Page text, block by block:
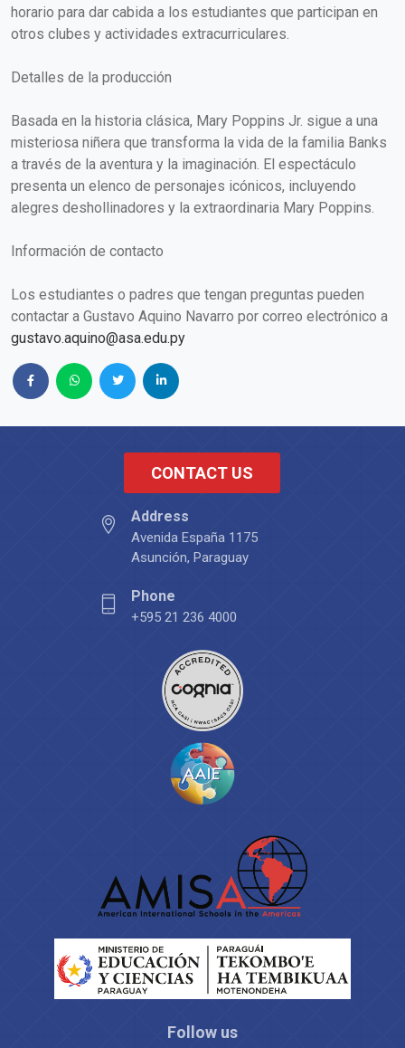
horario para dar cabida a los estudiantes que participan en
otros clubes y actividades extracurriculares.
Detalles de la producción
Basada en la historia clásica, Mary Poppins Jr. sigue a una
misteriosa niñera que transforma la vida de la familia Banks
a través de la aventura y la imaginación. El espectáculo
presenta un elenco de personajes icónicos, incluyendo
alegres deshollinadores y la extraordinaria Mary Poppins.
Información de contacto
Los estudiantes o padres que tengan preguntas pueden
contactar a Gustavo Aquino Navarro por correo electrónico a
gustavo.aquino@asa.edu.py
CONTACT US
Address
Avenida España 1175
Asunción, Paraguay
Phone
+595 21 236 4000
Follow us